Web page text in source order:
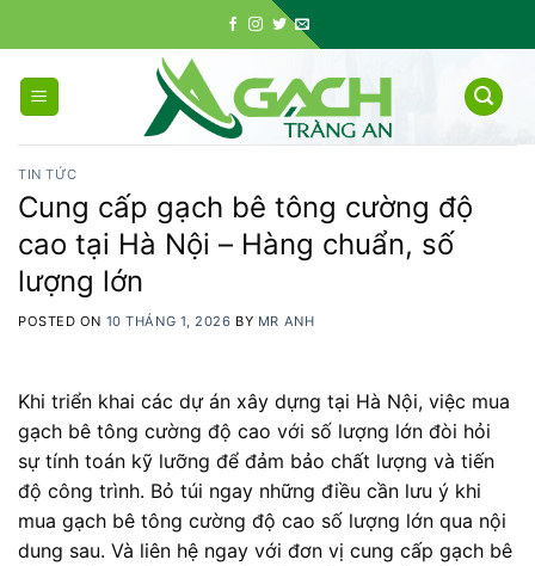
to
content
TIN TỨC
Cung cấp gạch bê tông cường độ
cao tại Hà Nội – Hàng chuẩn, số
lượng lớn
POSTED ON 10 THÁNG 1, 2026 BY MR ANH
Khi triển khai các dự án xây dựng tại Hà Nội, việc mua
gạch bê tông cường độ cao với số lượng lớn đòi hỏi
sự tính toán kỹ lưỡng để đảm bảo chất lượng và tiến
độ công trình. Bỏ túi ngay những điều cần lưu ý khi
mua gạch bê tông cường độ cao số lượng lớn qua nội
dung sau. Và liên hệ ngay với đơn vị cung cấp gạch bê